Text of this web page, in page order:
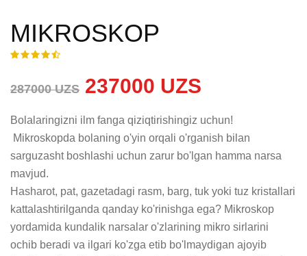
MIKROSKOP
287000 UZS 237000 UZS
Bolalaringizni ilm fanga qiziqtirishingiz uchun!
sarguzasht boshlashi uchun zarur bo'lgan hamma narsa
mavjud.
Hasharot, pat, gazetadagi rasm, barg, tuk yoki tuz kristallari
kattalashtirilganda qanday ko'rinishga ega? Mikroskop
yordamida kundalik narsalar o'zlarining mikro sirlarini
ochib beradi va ilgari ko'zga etib bo'lmaydigan ajoyib